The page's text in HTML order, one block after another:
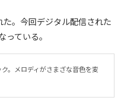
た。今回デジタル配信された
っている。
。メロディがさまざな音色を変